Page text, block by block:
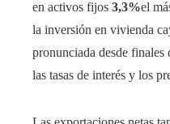
en activos fijos 3,3%el
la inversión en vivienda
pronunciada desde
las tasas de interés y los